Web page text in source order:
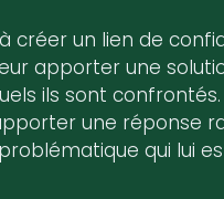
créer un lien de
apporter une
ils sont confrontés.
une réponse
qui lui